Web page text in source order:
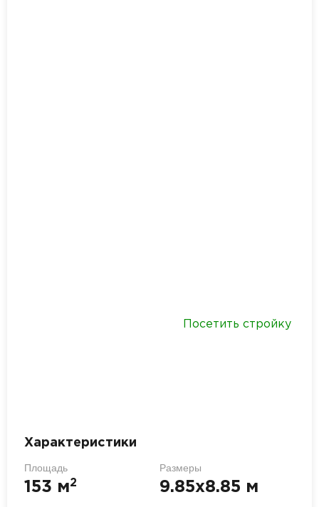
Посетить стройку
Характеристики
Площадь
153 м2
Размеры
9.85x8.85 м